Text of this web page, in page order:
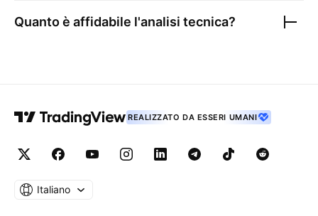
Quanto è affidabile l'analisi tecnica?
REALIZZATO DA ESSERI UMANI
Italiano